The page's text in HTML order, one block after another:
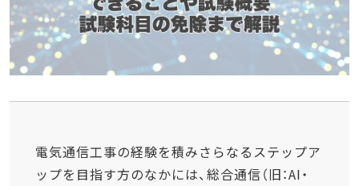
電気通信工事の経験を積みさらなるステップア
ップを目指す方のなかには、総合通信（旧：AI・